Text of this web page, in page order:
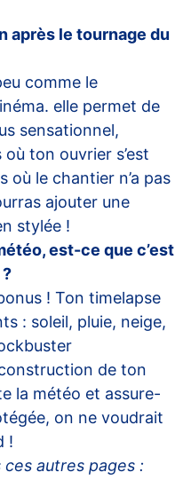
après le tournage du
comme le
elle permet de
sensationnel,
ton ouvrier s’est
où le chantier n’a pas
ajouter une
stylée !
est-ce que c’est
! Ton timelapse
: soleil, pluie, neige,
de ton
la météo et assure-
on ne voudrait
!
autres pages :